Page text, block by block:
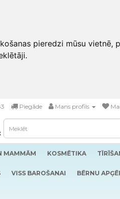
pieredzi mūsu
Piegāde Mans profils
MAMMĀM KOSMĒTIKA
VISS BAROŠANAI BĒRNU